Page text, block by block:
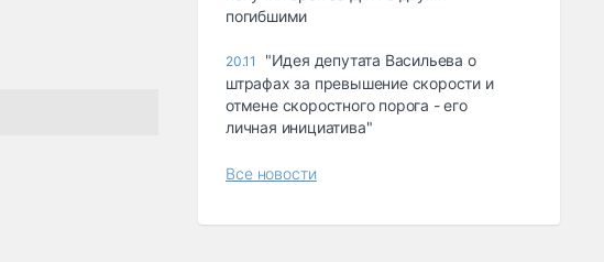
погибшими
20.11
"Идея депутата Васильева о
штрафах за превышение скорости и
отмене скоростного порога - его
личная инициатива"
Все новости